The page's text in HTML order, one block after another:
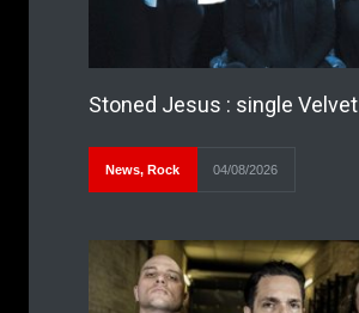
Stoned Jesus : single Velvet
News, Rock 04/08/2026